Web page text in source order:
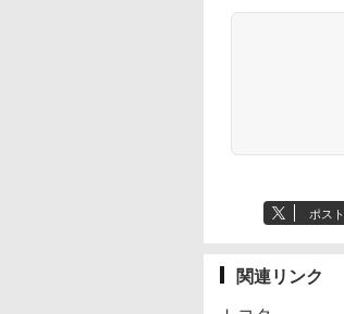
ポスト
関連リンク